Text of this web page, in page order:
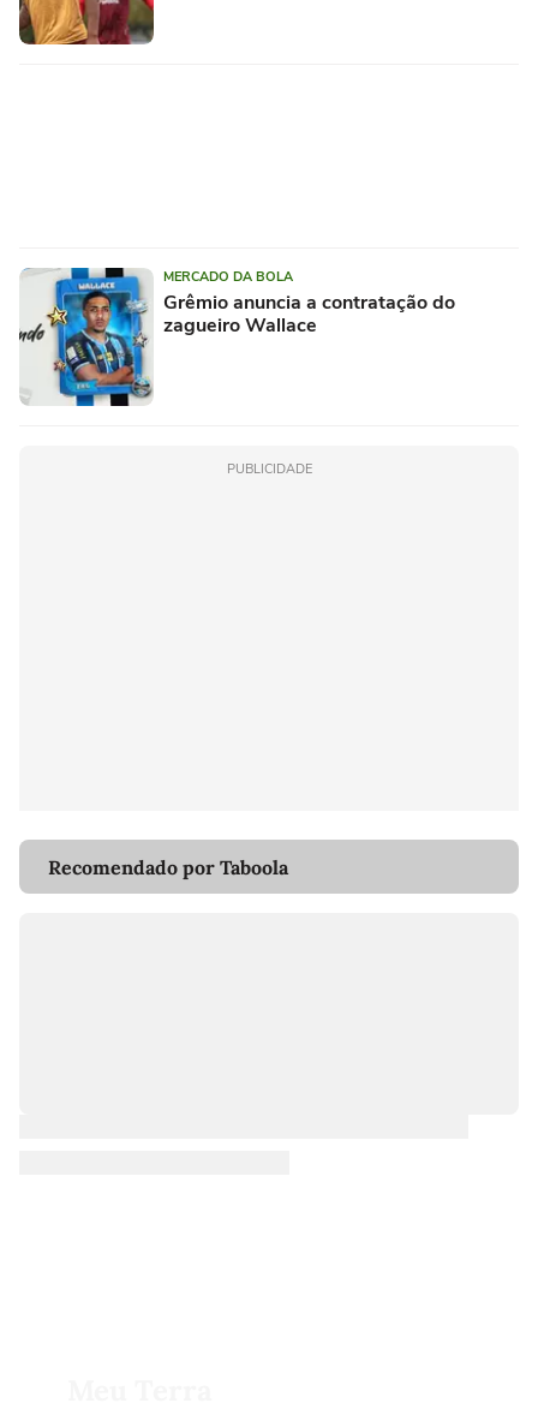
MERCADO DA BOLA
Grêmio anuncia a contratação do
zagueiro Wallace
PUBLICIDADE
Recomendado por Taboola